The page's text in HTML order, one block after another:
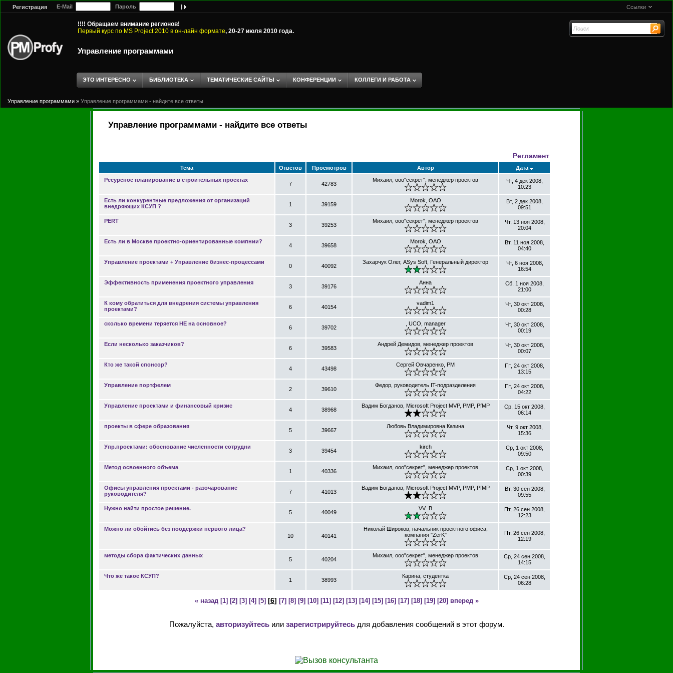
Регистрация E-Mail Пароль Ссылки
!!!! Обращаем внимание регионов!
Первый курс по MS Project 2010 в он-лайн формате, 20-27 июля 2010 года.
Управление программами
ЭТО ИНТЕРЕСНО БИБЛИОТЕКА ТЕМАТИЧЕСКИЕ САЙТЫ КОНФЕРЕНЦИИ КОЛЛЕГИ И РАБОТА
Управление программами » Управление программами - найдите все ответы
Управление программами - найдите все ответы
Регламент
Тема Ответов Просмотров Автор
Дата
Ресурсное планирование в строительных проектах
7 42783
Михаил, ооо"секрет", менеджер проектов
Чт, 4 дек 2008,
10:23
Есть ли конкурентные предложения от организаций
внедряющих КСУП ?
1 39159
Morok, ОАО
Вт, 2 дек 2008,
09:51
PERT
3 39253
Михаил, ооо"секрет", менеджер проектов
Чт, 13 ноя 2008,
20:04
Есть ли в Москве проектно-ориентированные компнии?
4 39658
Morok, ОАО
Вт, 11 ноя 2008,
04:40
Управление проектами + Управление бизнес-процессами
0 40092
Захарчук Олег, ASys Soft, Генеральный директор
Чт, 6 ноя 2008,
16:54
Эффективность применения проектного управления
3 39176
Анна
Сб, 1 ноя 2008,
21:00
К кому обратиться для внедрения системы управления
проектами?
6 40154
vadim1
Чт, 30 окт 2008,
00:28
сколько времени теряется НЕ на основное?
6 39702
, UCO, manager
Чт, 30 окт 2008,
00:19
Если несколько заказчиков?
6 39583
Андрей Демидов, менеджер проектов
Чт, 30 окт 2008,
00:07
Кто же такой спонсор?
4 43498
Сергей Овчаренко, PM
Пт, 24 окт 2008,
13:15
Управление портфелем
2 39610
Федор, руководитель IT-подразделения
Пт, 24 окт 2008,
04:22
Управление проектами и финансовый кризис
4 38968
Вадим Богданов, Microsoft Project MVP, PMP, PfMP
Ср, 15 окт 2008,
06:14
проекты в сфере образования
5 39667
Любовь Владимировна Казина
Чт, 9 окт 2008,
15:36
Упр.проектами: обоснование численности сотрудни
3 39454
kirch
Ср, 1 окт 2008,
09:50
Метод освоенного объема
1 40336
Михаил, ооо"секрет", менеджер проектов
Ср, 1 окт 2008,
00:39
Офисы управления проектами - разочарование
руководителя?
7 41013
Вадим Богданов, Microsoft Project MVP, PMP, PfMP
Вт, 30 сен 2008,
09:55
Нужно найти простое решение.
5 40049
VV_B
Пт, 26 сен 2008,
12:23
Можно ли обойтись без поодержки первого лица?
10
40141
Николай Широков, начальник проектного офиса,
компания "ZerK"
Пт, 26 сен 2008,
12:19
методы сбора фактических данных
5 40204
Михаил, ооо"секрет", менеджер проектов
Ср, 24 сен 2008,
14:15
Что же такое КСУП?
1 38993
Карина, студентка
Ср, 24 сен 2008,
06:28
« назад [1] [2] [3] [4] [5] [6] [7] [8] [9] [10] [11] [12] [13] [14] [15] [16] [17] [18] [19] [20] вперед »
Пожалуйста, авторизуйтесьили зарегистрируйтесьдля добавления сообщений в этот форум.